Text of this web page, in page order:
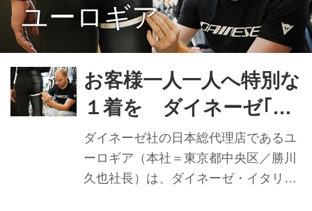
ユーロギア
お客様一人一人へ特別な
１着を ダイネーゼ｢カ
スタム･ワークス･デイ
ズ｣
ダイネーゼ社の日本総代理店であるユ
ーロギア（本社＝東京都中央区／勝川
久也社長）は、ダイネーゼ・イタリア